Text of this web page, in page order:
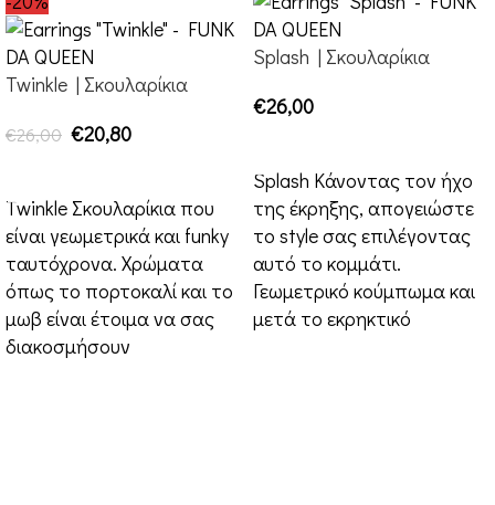
Twinkle | Σκουλαρίκια
€26,00 €20,80
Twinkle Σκουλαρίκια που
είναι γεωμετρικά και funky
ταυτόχρονα. Χρώματα
όπως το πορτοκαλί και το
μωβ είναι έτοιμα να σας
διακοσμήσουν
Splash | Σκουλαρίκια
€26,00
Splash Κάνοντας τον ήχο
της έκρηξης, απογειώστε
το style σας επιλέγοντας
αυτό το κομμάτι.
Γεωμετρικό κούμπωμα και
μετά το εκρηκτικό